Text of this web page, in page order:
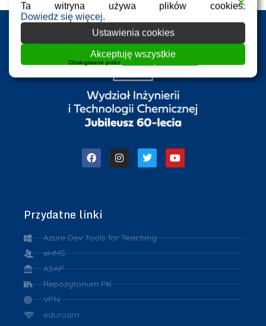
Przydatne linki
Azure Dev Tools for Teaching
eHMS
ASAP
Repozytorium PK
VPN
eduroam
Ta witryna używa plików cookies.
Dowiedz się więcej.
Ustawienia cookies
Akceptuję wszystkie
Obsługiwane przez WPLP Compliance Platform